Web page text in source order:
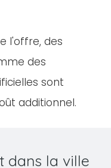
l'offre, des
des
sont
additionnel.
dans la ville